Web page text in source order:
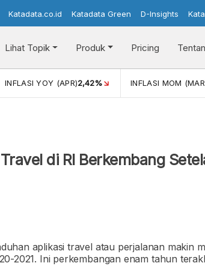
Katadata.co.id Katadata Green D-Insights
Lihat Topik Produk Pricing
INFLASI YOY (APR)2,42% INFLASI MOM (MAR)
di RI Berkembang
aplikasi travel atau perjalanan makin
2021. Ini perkembangan enam tahun